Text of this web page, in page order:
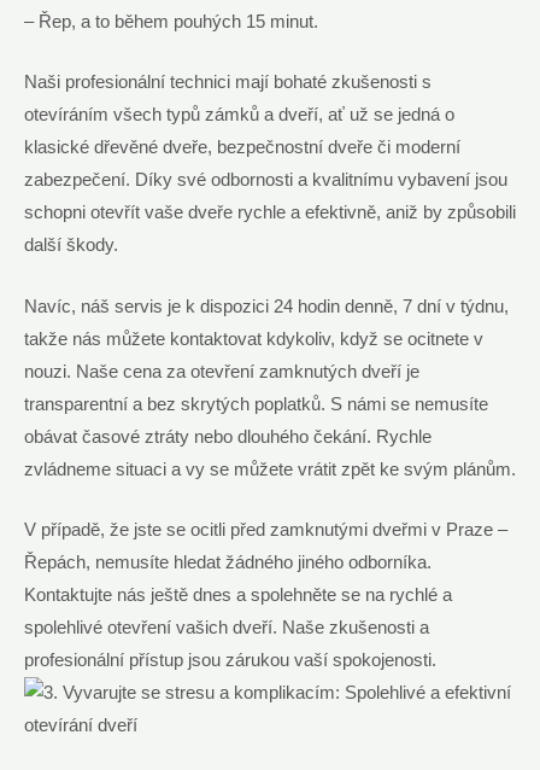
– Řep, a to během pouhých 15 minut.
Naši profesionální technici mají bohaté zkušenosti s
otevíráním všech typů zámků a dveří, ať už se jedná o
klasické dřevěné dveře, bezpečnostní dveře či moderní
zabezpečení. Díky své odbornosti a kvalitnímu vybavení jsou
schopni otevřít vaše dveře rychle a efektivně, aniž by způsobili
další škody.
Navíc, náš servis je k dispozici 24 hodin denně, 7 dní v týdnu,
takže nás můžete kontaktovat kdykoliv, když se ocitnete v
nouzi. Naše cena za otevření zamknutých dveří je
transparentní a bez skrytých poplatků. S námi se nemusíte
obávat časové ztráty nebo dlouhého čekání. Rychle
zvládneme situaci a vy se můžete vrátit zpět ke svým plánům.
V případě, že jste se ocitli před zamknutými dveřmi v Praze –
Řepách, nemusíte hledat žádného jiného odborníka.
Kontaktujte nás ještě dnes a spolehněte se na rychlé a
spolehlivé otevření vašich dveří. Naše zkušenosti a
profesionální přístup jsou zárukou vaší spokojenosti.